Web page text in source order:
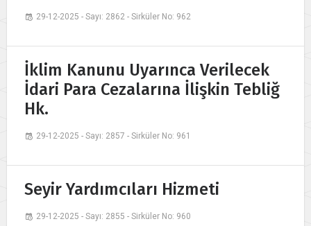
29-12-2025 - Sayı: 2862 - Sirküler No: 962
İklim Kanunu Uyarınca Verilecek
İdari Para Cezalarına İlişkin Tebliğ
Hk.
29-12-2025 - Sayı: 2857 - Sirküler No: 961
Seyir Yardımcıları Hizmeti
29-12-2025 - Sayı: 2855 - Sirküler No: 960